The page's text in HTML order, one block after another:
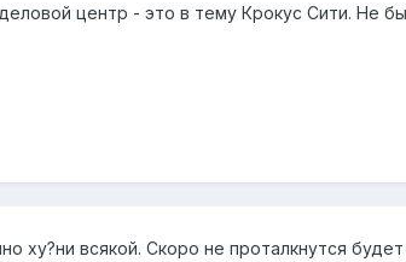
центр - это в тему Крокус Сити. Не
ху?ни всякой. Скоро не проталкнутся